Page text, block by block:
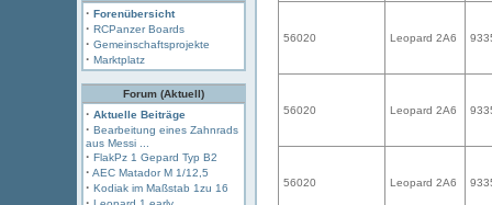
· Forenübersicht
· RCPanzer Boards
· Gemeinschaftsprojekte
· Marktplatz
Forum (Aktuell)
· Aktuelle Beiträge
· Bearbeitung eines Zahnrads
aus Messi ...
· FlakPz 1 Gepard Typ B2
· AEC Matador M 1/12,5
· Kodiak im Maßstab 1zu 16
56020 Leopard 2A6
56020 Leopard 2A6
56020 Leopard 2A6